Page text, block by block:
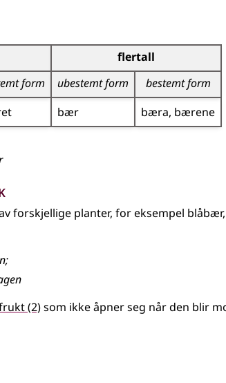
substantivet
flertall
form ubestemt form
bestemt form
bær bæra bærene
forskjellige planter, for eksempel
;
(2)som ikke åpner seg når den blir